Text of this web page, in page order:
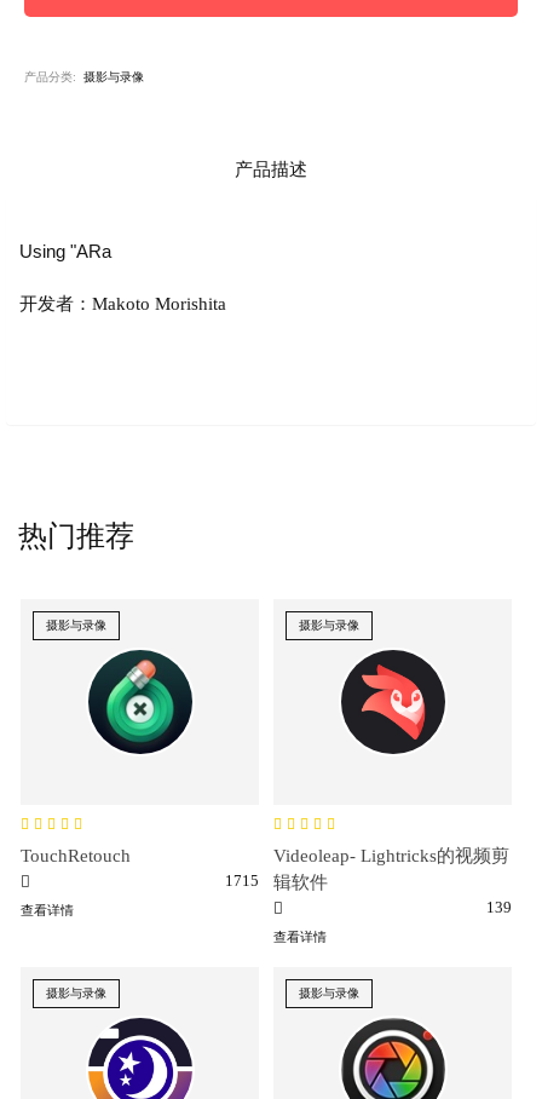
产品分类: 摄影与录像
产品描述
Using "ARa
开发者：Makoto Morishita
热门推荐
摄影与录像
TouchRetouch
1715
查看详情
摄影与录像
Videoleap- Lightricks的视频剪
辑软件
139
查看详情
摄影与录像 摄影与录像